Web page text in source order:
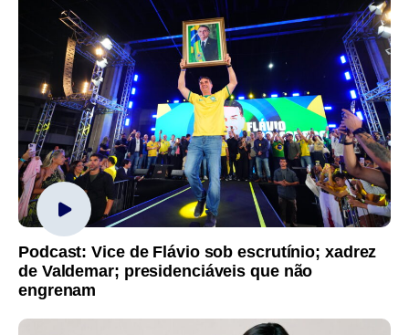
Podcast: Vice de Flávio sob escrutínio; xadrez
de Valdemar; presidenciáveis que não
engrenam